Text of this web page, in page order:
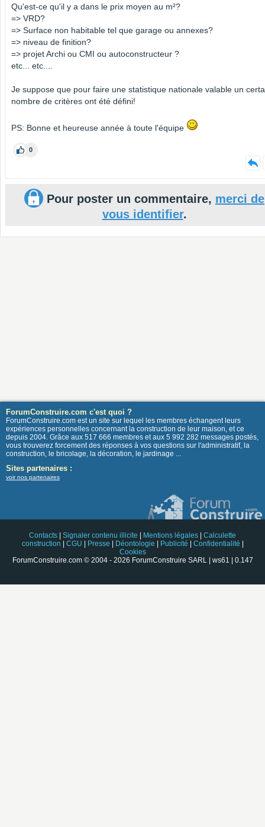
Qu'est-ce qu'il y a dans le prix moyen au m²?
=> VRD?
=> Surface non habitable tel que garage ou annexes?
=> niveau de finition?
=> projet Archi ou CMI ou autoconstructeur ?
etc... etc....
Je suppose que pour faire une statistique nationale valable un
nombre de critères ont été défini!
PS: Bonne et heureuse année à toute l'équipe
0
Pour poster un commentaire, merci de
vous identifier.
ForumConstruire.com c'est quoi ?
ForumConstruire.com est un site sur lequel les membres échangent leurs
expériences personnelles concernant la construction de leur maison, et ce
depuis 2004. Grâce aux 517 666 membres et aux 5 992 282 messages postés,
vous trouverez forcement des réponses à vos questions sur l'administratif, la
construction, le bricolage, la décoration, le jardinage ...
Sites partenaires :
voir nos partenaires
Contacts Signaler contenu illicite Mentions légales
Calculette
construction
CGU Presse Déontologie Publicité Confidentialité
Cookies
ForumConstruire.com © 2004 - 2026 ForumConstruire SARL | ws61 | 0.147